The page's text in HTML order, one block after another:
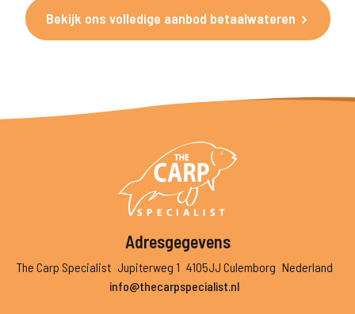
Bekijk ons volledige aanbod betaalwateren
Adresgegevens
The Carp Specialist Jupiterweg 1 4105JJ Culemborg Nederland
info@thecarpspecialist.nl